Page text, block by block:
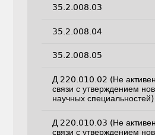
35.2.008.03
35.2.008.04
35.2.008.05
Д 220.010.02 (Не
связи с утверждением
научных специальностей)
Д 220.010.03 (Не
связи с утверждением